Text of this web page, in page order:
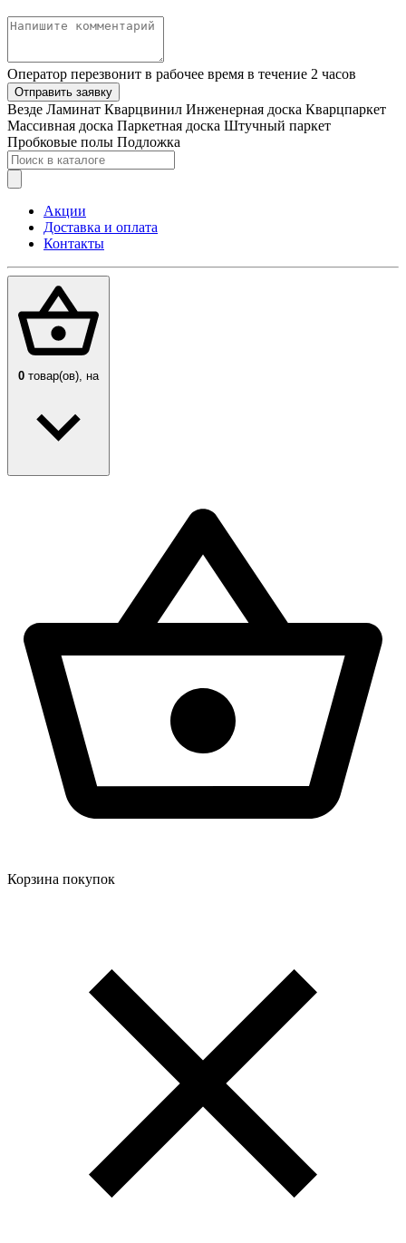
Оператор перезвонит в рабочее время в течение 2 часов
Отправить заявку
Везде Ламинат Кварцвинил Инженерная доска Кварцпаркет
Массивная доска Паркетная доска Штучный паркет
Пробковые полы Подложка
Акции
Доставка и оплата
Контакты
0 товар(ов), на
Корзина покупок